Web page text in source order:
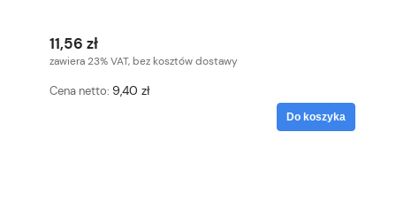
11,56 zł
zawiera 23% VAT, bez kosztów dostawy
Cena netto: 9,40 zł
Do koszyka